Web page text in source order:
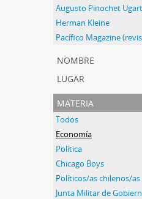
Augusto Pinochet
Herman Kleine
nombre
lugar
materia
Todos
Economía
Política
Chicago Boys
Políticos/as chilenos/as